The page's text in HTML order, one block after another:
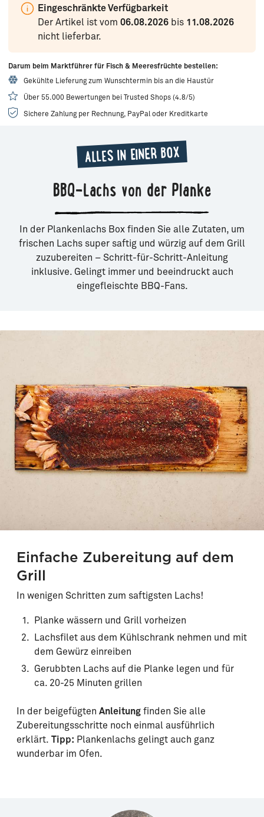
Eingeschränkte Verfügbarkeit
Der Artikel ist vom 06.08.2026 bis 11.08.2026
nicht lieferbar.
Darum beim Marktführer für Fisch & Meeresfrüchte bestellen:
Gekühlte Lieferung zum Wunschtermin bis an die Haustür
Über 55.000 Bewertungen bei Trusted Shops (4.8/5)
Sichere Zahlung per Rechnung, PayPal oder Kreditkarte
ALLES IN EINER BOX
BBQ-Lachs von der Planke
In der Plankenlachs Box finden Sie alle Zutaten, um
frischen Lachs super saftig und würzig auf dem Grill
zuzubereiten – Schritt-für-Schritt-Anleitung
inklusive. Gelingt immer und beeindruckt auch
eingefleischte BBQ-Fans.
Einfache Zubereitung auf dem
Grill
In wenigen Schritten zum saftigsten Lachs!
Planke wässern und Grill vorheizen
Lachsfilet aus dem Kühlschrank nehmen und mit
dem Gewürz einreiben
Gerubbten Lachs auf die Planke legen und für
ca. 20-25 Minuten grillen
In der beigefügten Anleitung finden Sie alle
Zubereitungsschritte noch einmal ausführlich
erklärt. Tipp: Plankenlachs gelingt auch ganz
wunderbar im Ofen.